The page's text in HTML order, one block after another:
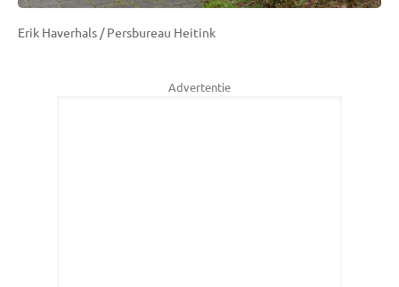
Erik Haverhals / Persbureau Heitink
Advertentie